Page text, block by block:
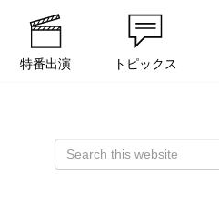
特番出演 トピックス